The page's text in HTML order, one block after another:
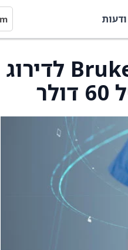
Wolfe Research שדרגו את Bruker (BRKR) לדירוג